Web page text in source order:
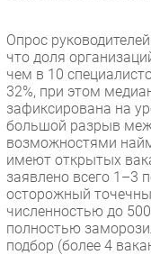
Тестовый стенд
Каталог
Опрос
что доля
чем в 10
32%, при этом
зафиксирована на
большой разрыв
возможностями
имеют открытых
заявлено всего 1–3
осторожный
численностью до
полностью
подбор (более 4